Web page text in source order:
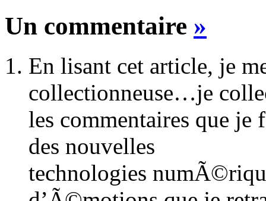
Un commentaire »
En lisant cet article, je
collectionneuse…je
les commentaires que
des nouvelles
technologies